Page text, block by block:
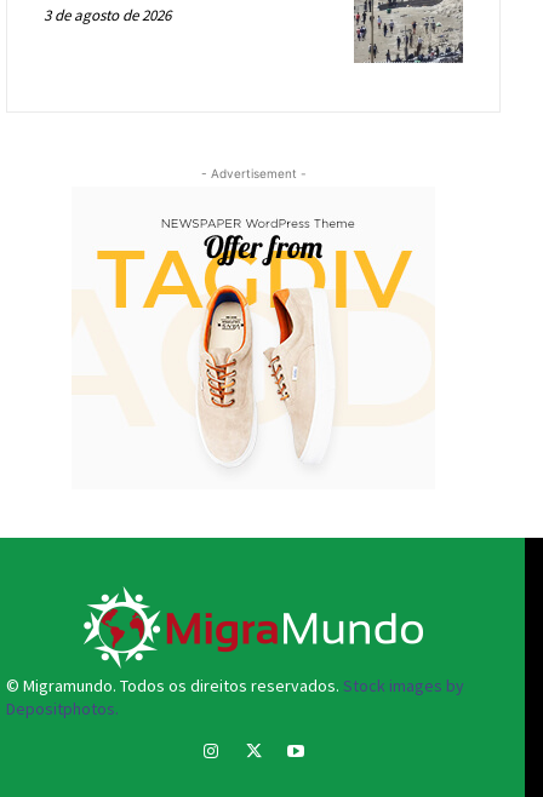
3 de agosto de 2026
- Advertisement -
© Migramundo. Todos os direitos reservados. Stock images by
Depositphotos.